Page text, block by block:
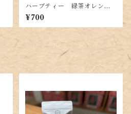
ハーブティー 緑茶オレンジ
ピールTB （20g（2g×10
P））
¥700